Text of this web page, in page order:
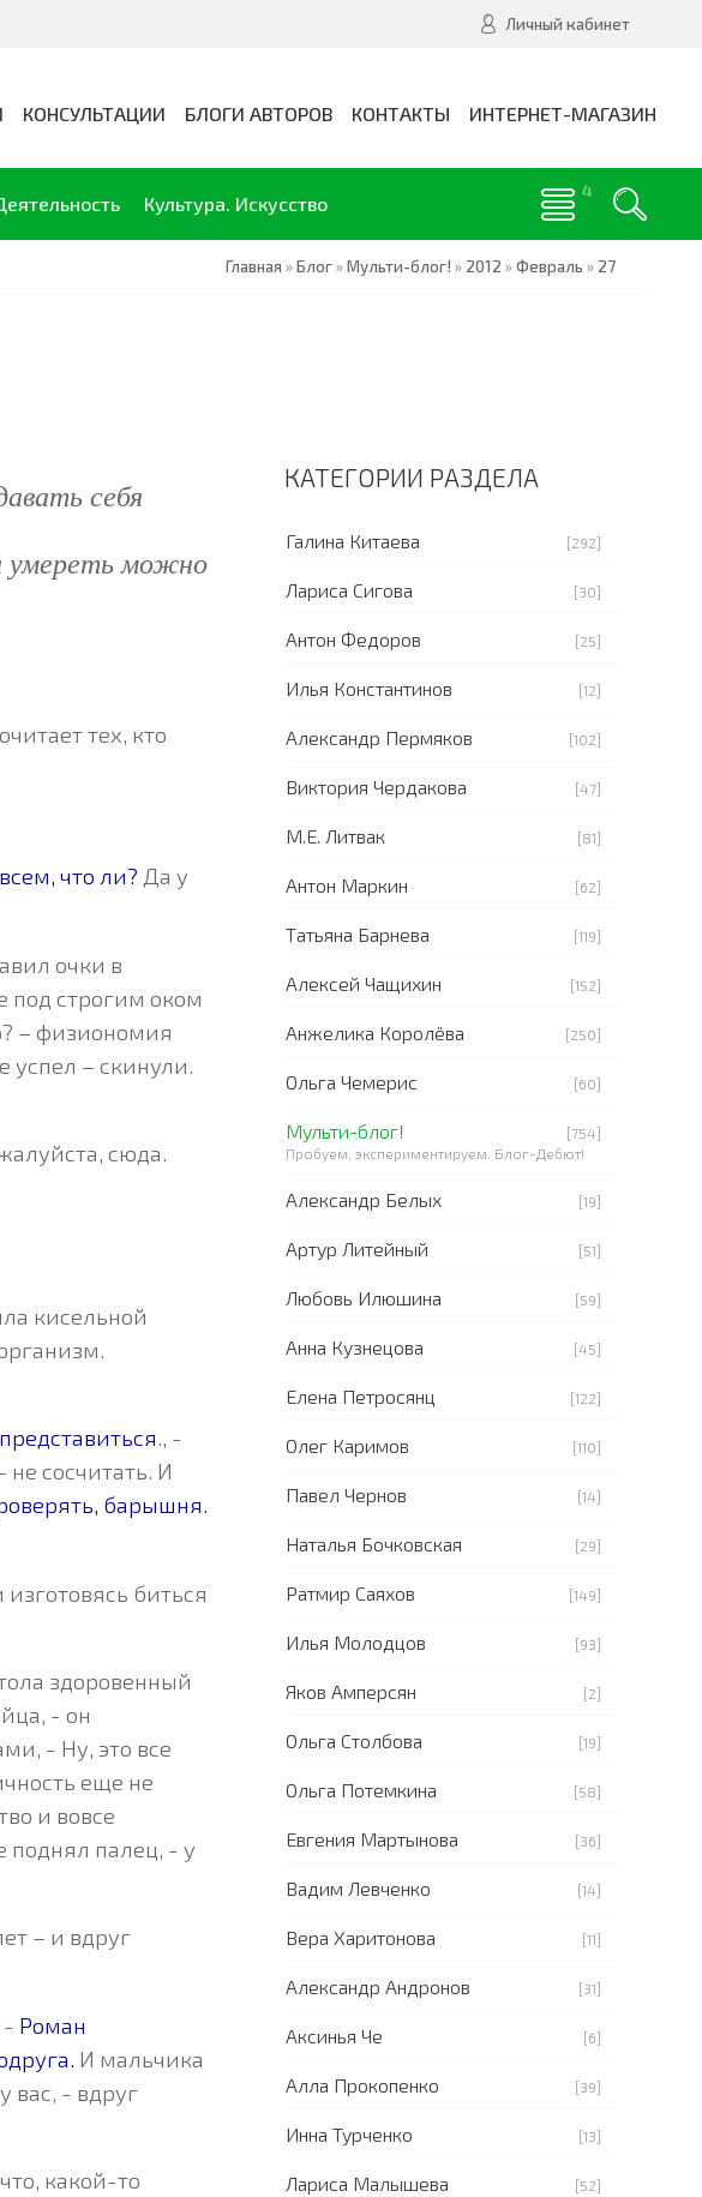
Личный кабинет
КОНСУЛЬТАЦИИ БЛОГИ АВТОРОВ КОНТАКТЫ ИНТЕРНЕТ-МАГАЗИН
Культура. Искусство
Главная »Блог»Мульти-блог! » 2012 »Февраль » 27
себя
умеретьможно
тех, кто
что ли? Да у
очки в
под строгим оком
– физиономия
успел – скинули.
сюда.
кисельной
., -
сосчитать. И
барышня.
биться
здоровенный
- он
- Ну, это все
еще не
и вовсе
поднял палец, - у
– и вдруг
- Роман
И мальчика
вас, - вдруг
какой-то
КАТЕГОРИИ РАЗДЕЛА
Галина Китаева [292]
Лариса Сигова [30]
Антон Федоров [25]
Илья Константинов [12]
Александр Пермяков [102]
Виктория Чердакова [47]
М.Е. Литвак [81]
Антон Маркин [62]
Татьяна Барнева [119]
Алексей Чащихин [152]
Анжелика Королёва [250]
Ольга Чемерис [60]
Мульти-блог!
[754]
Пробуем, экспериментируем. Блог-Дебют!
Александр Белых [19]
Артур Литейный [51]
Любовь Илюшина [59]
Анна Кузнецова [45]
Елена Петросянц [122]
Олег Каримов [110]
Павел Чернов [14]
Наталья Бочковская [29]
Ратмир Саяхов [149]
Илья Молодцов [93]
Яков Амперсян [2]
Ольга Столбова [19]
Ольга Потемкина [58]
Евгения Мартынова [36]
Вадим Левченко [14]
Вера Харитонова [11]
Александр Андронов [31]
Аксинья Че [6]
Алла Прокопенко [39]
Инна Турченко [13]
Лариса Малышева [52]